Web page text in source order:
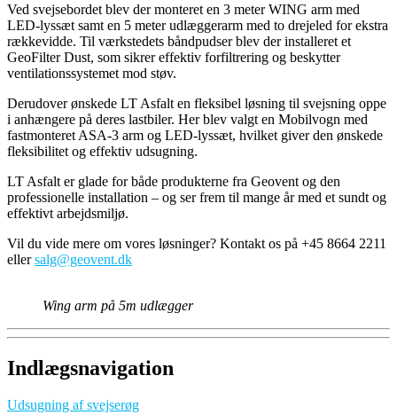
Ved svejsebordet blev der monteret en 3 meter WING arm med
LED-lyssæt samt en 5 meter udlæggerarm med to drejeled for ekstra
rækkevidde. Til værkstedets båndpudser blev der installeret et
GeoFilter Dust, som sikrer effektiv forfiltrering og beskytter
ventilationssystemet mod støv.
Derudover ønskede LT Asfalt en fleksibel løsning til svejsning oppe
i anhængere på deres lastbiler. Her blev valgt en Mobilvogn med
fastmonteret ASA-3 arm og LED-lyssæt, hvilket giver den ønskede
fleksibilitet og effektiv udsugning.
LT Asfalt er glade for både produkterne fra Geovent og den
professionelle installation – og ser frem til mange år med et sundt og
effektivt arbejdsmiljø.
Vil du vide mere om vores løsninger? Kontakt os på +45 8664 2211
ellersalg@geovent.dk
Wing arm på 5m udlægger
Indlægsnavigation
Udsugning af svejserøg